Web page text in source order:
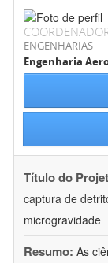
ENGENHARIAS
Engenharia
Título do
captura de
microgravidade
Resumo: As